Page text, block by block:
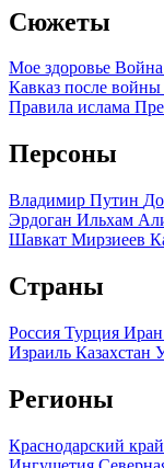
Сюжеты
Мое здоровье
Кавказ после войны
Правила ислама
Персоны
Владимир Путин
Эрдоган Ильхам
Шавкат Мирзиеев
Страны
Россия Турция Иран
Израиль Казахстан
Регионы
Краснодарский край